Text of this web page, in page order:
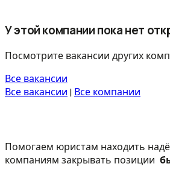
У этой компании пока нет
Посмотрите вакансии других
Все вакансии
Все вакансии | Все компании
Помогаем юристам находить
компаниям закрывать позиции